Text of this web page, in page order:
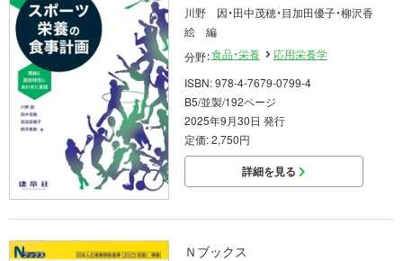
川野 因・田中茂穂・目加田優子・柳沢香
絵 編
分野：食品・栄養
応用栄養学
ISBN: 978-4-7679-0799-4
B5/並製/192ページ
2025年9月30日 発行
定価: 2,750円
詳細を見る
Ｎブックス